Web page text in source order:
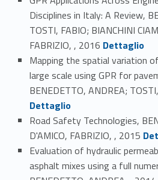
Disciplines in Italy: A Review,
TOSTI, FABIO; BIANCHINI
FABRIZIO, , 2016 Link identifier #identifier_person_196163-21
Dettaglio
Mapping the spatial variation
large scale using GPR for
BENEDETTO, ANDREA;
Dettaglio
Road Safety Technologies,
D'AMICO, FABRIZIO, , 2015 Link identifier #identifier_person_161903-23
Evaluation of hydraulic
asphalt mixes using a full